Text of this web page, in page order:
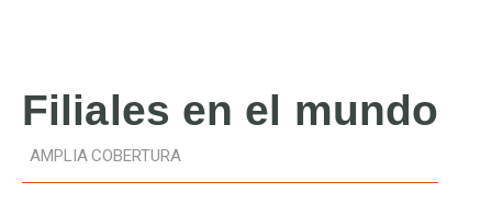
Filiales en el mundo
AMPLIA COBERTURA